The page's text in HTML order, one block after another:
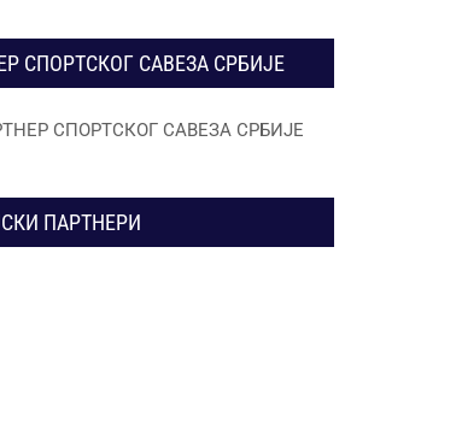
СПОРТСКОГ САВЕЗА СРБИЈЕ
ПАРТНЕРИ